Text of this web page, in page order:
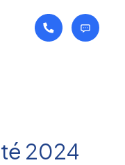
2024